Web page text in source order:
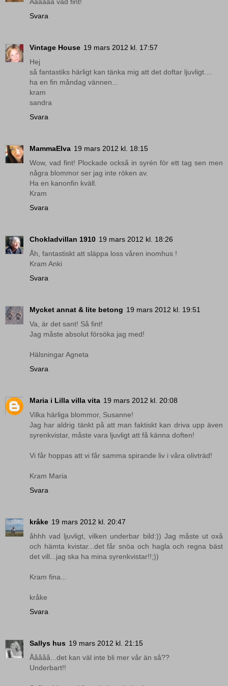
Svara
Vintage House 19 mars 2012 kl. 17:57
Hej
så fantastiks härligt kan tänka mig att det doftar ljuvligt....
ha en fin måndag vännen...
kram
sandra
Svara
MammaElva 19 mars 2012 kl. 18:15
Wow, vad fint! Plockade också in syrén för ett tag sen men
några blommor ser jag inte röken av.
Ha en kanonfin kväll.
Kram
Svara
Chokladvillan 1910 19 mars 2012 kl. 18:26
Åh, fantastiskt att släppa loss våren inomhus !
Kram Anki
Svara
Mycket annat & lite betong 19 mars 2012 kl. 19:51
Va, är det sant! Så fint!
Jag måste absolut försöka jag med!
Hälsningar Agneta
Svara
Maria i Lilla villa vita 19 mars 2012 kl. 20:08
Vilka härliga blommor, Susanne!
Jag har aldrig tänkt på att man faktiskt kan driva upp även
syrenkvistar, måste vara ljuvligt att få känna doften!
Vi får hoppas att vi får samma spirande liv i våra olivträd!
Kram Maria
Svara
kråke 19 mars 2012 kl. 20:47
åhhh vad ljuvligt, vilken underbar bild:)) Jag måste ut oxå
och hämta kvistar...det får snöa och hagla och regna bäst
det vill...jag ska ha mina syrenkvistar!!;))
Kram fina...
kråke
Svara
Sallys hus 19 mars 2012 kl. 21:15
Ååååå...det kan väl inte bli mer vår än så??
Underbart!!